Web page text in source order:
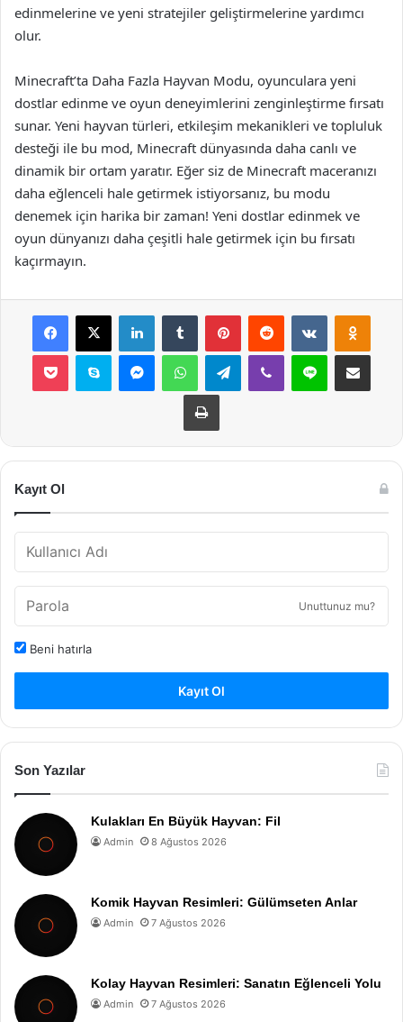
edinmelerine ve yeni stratejiler geliştirmelerine yardımcı
olur.
Minecraft’ta Daha Fazla Hayvan Modu, oyunculara yeni
dostlar edinme ve oyun deneyimlerini zenginleştirme fırsatı
sunar. Yeni hayvan türleri, etkileşim mekanikleri ve topluluk
desteği ile bu mod, Minecraft dünyasında daha canlı ve
dinamik bir ortam yaratır. Eğer siz de Minecraft maceranızı
daha eğlenceli hale getirmek istiyorsanız, bu modu
denemek için harika bir zaman! Yeni dostlar edinmek ve
oyun dünyanızı daha çeşitli hale getirmek için bu fırsatı
kaçırmayın.
Facebook
X LinkedInTumblr PinterestReddit VKontakte
Pocket Skype MessengerWhatsAppTelegramViber Line E-Posta ile
Yazdır
Kayıt Ol
Unuttunuz mu?
Beni hatırla
Kayıt Ol
Son Yazılar
Kulakları En Büyük Hayvan: Fil
Admin 8 Ağustos 2026
Komik Hayvan Resimleri: Gülümseten Anlar
Admin 7 Ağustos 2026
Kolay Hayvan Resimleri: Sanatın Eğlenceli Yolu
Admin 7 Ağustos 2026